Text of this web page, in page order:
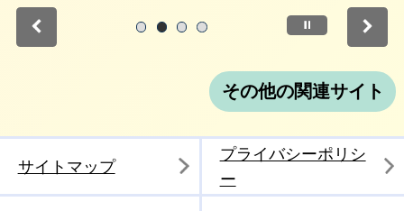
停止
その他の関連サイト
サイトマップ
プライバシーポリシ
ー